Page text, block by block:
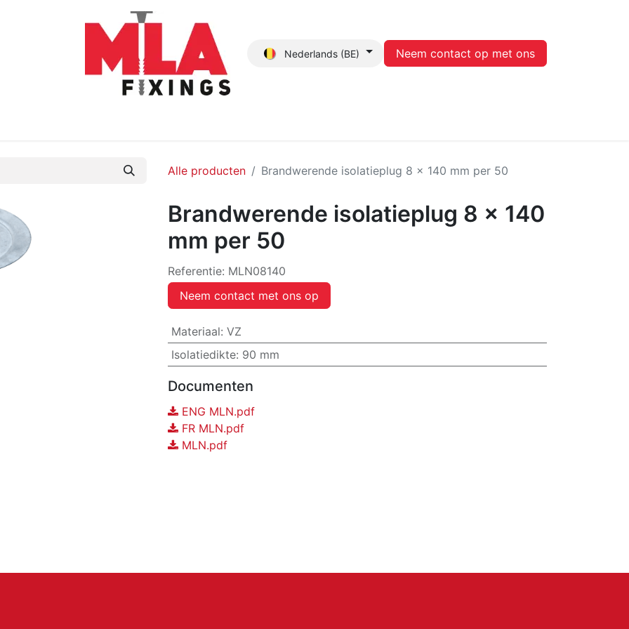
Nederlands (BE) Neem contact op met ons
Alle producten Brandwerende isolatieplug 8 x 140 mm per 50
Brandwerende isolatieplug 8 x 140
mm per 50
Referentie: MLN08140
Neem contact met ons op
Materiaal: VZ
Isolatiedikte: 90 mm
Documenten
ENG MLN.pdf
FR MLN.pdf
MLN.pdf